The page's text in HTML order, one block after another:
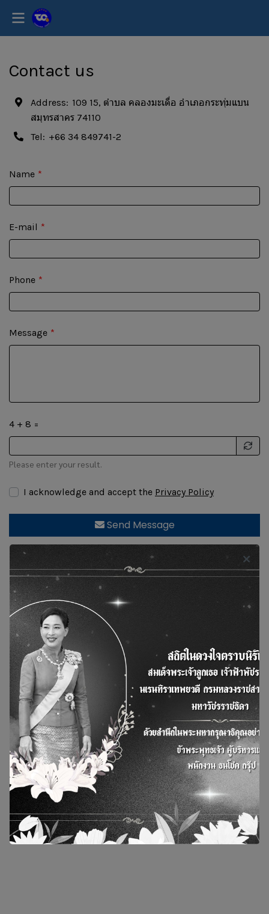
Contact us
Address: 109 15, ตำบล คลองมะเดื่อ อำเภอกระทุ่มแบน
สมุทรสาคร 74110
Tel: +66 34 849741-2
Name
E-mail
Phone
Message
4 + 8 =
Please enter your result.
I acknowledge and accept the Privacy Policy
Send Message